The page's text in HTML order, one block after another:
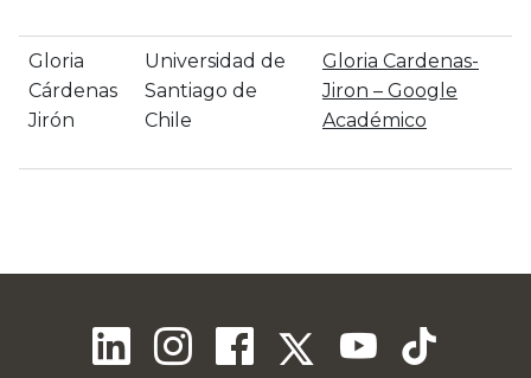
Gloria
Cárdenas
Jirón
Universidad de
Santiago de
Chile
‪Gloria Cardenas-
Jiron – ‪Google
Académico